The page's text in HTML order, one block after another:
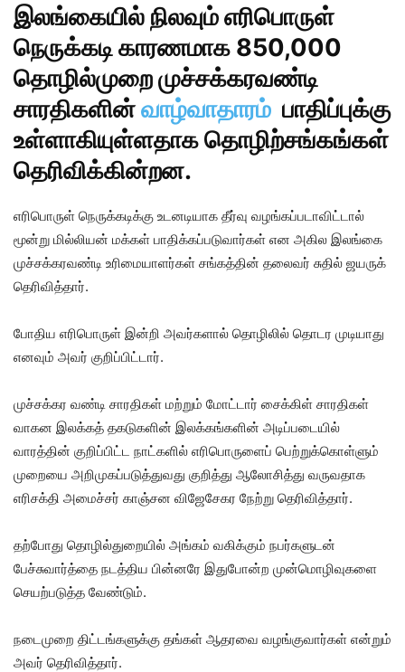
இலங்கையில் நிலவும் எரிபொருள்
நெருக்கடி காரணமாக 850,000
தொழில்முறை முச்சக்கரவண்டி
சாரதிகளின்வாழ்வாதாரம் பாதிப்புக்கு
உள்ளாகியுள்ளதாக தொழிற்சங்கங்கள்
தெரிவிக்கின்றன.
எரிபொருள் நெருக்கடிக்கு உடனடியாக தீர்வு வழங்கப்படாவிட்டால்
மூன்று மில்லியன் மக்கள் பாதிக்கப்படுவார்கள் என அகில இலங்கை
முச்சக்கரவண்டி உரிமையாளர்கள் சங்கத்தின் தலைவர் சுதில் ஜயருக்
தெரிவித்தார்.
போதிய எரிபொருள் இன்றி அவர்களால் தொழிலில் தொடர முடியாது
எனவும் அவர் குறிப்பிட்டார்.
முச்சக்கர வண்டி சாரதிகள் மற்றும் மோட்டார் சைக்கிள் சாரதிகள்
வாகன இலக்கத் தகடுகளின் இலக்கங்களின் அடிப்படையில்
வாரத்தின் குறிப்பிட்ட நாட்களில் எரிபொருளைப் பெற்றுக்கொள்ளும்
முறையை அறிமுகப்படுத்துவது குறித்து ஆலோசித்து வருவதாக
எரிசக்தி அமைச்சர் காஞ்சன விஜேசேகர நேற்று தெரிவித்தார்.
தற்போது தொழில்துறையில் அங்கம் வகிக்கும் நபர்களுடன்
பேச்சுவார்த்தை நடத்திய பின்னரே இதுபோன்ற முன்மொழிவுகளை
செயற்படுத்த வேண்டும்.
நடைமுறை திட்டங்களுக்கு தங்கள் ஆதரவை வழங்குவார்கள் என்றும்
அவர் தெரிவித்தார்.